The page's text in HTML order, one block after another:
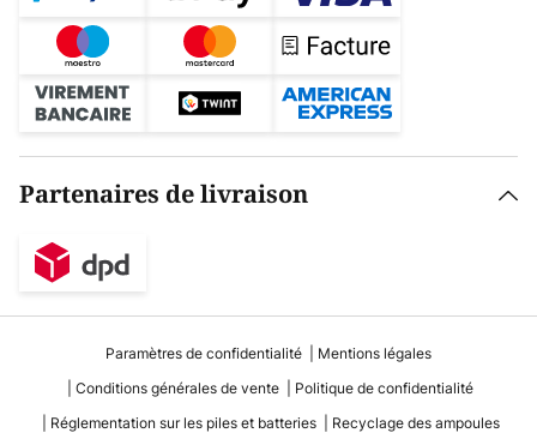
Partenaires de livraison
Paramètres de confidentialité
Mentions légales
Conditions générales de vente
Politique de confidentialité
Réglementation sur les piles et batteries
Recyclage des ampoules